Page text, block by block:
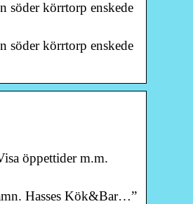
söder körrtorp enskede
söder körrtorp enskede
öppettider m.m.
Hasses Kök&Bar…”